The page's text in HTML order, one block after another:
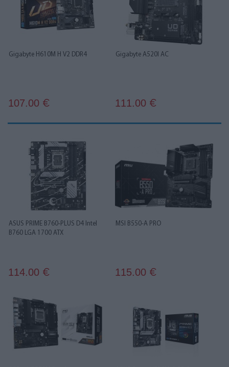
Gigabyte H610M H V2 DDR4
107.00 €
Gigabyte A520I AC
111.00 €
ASUS PRIME B760-PLUS D4 Intel
B760 LGA 1700 ATX
114.00 €
MSI B550-A PRO
115.00 €